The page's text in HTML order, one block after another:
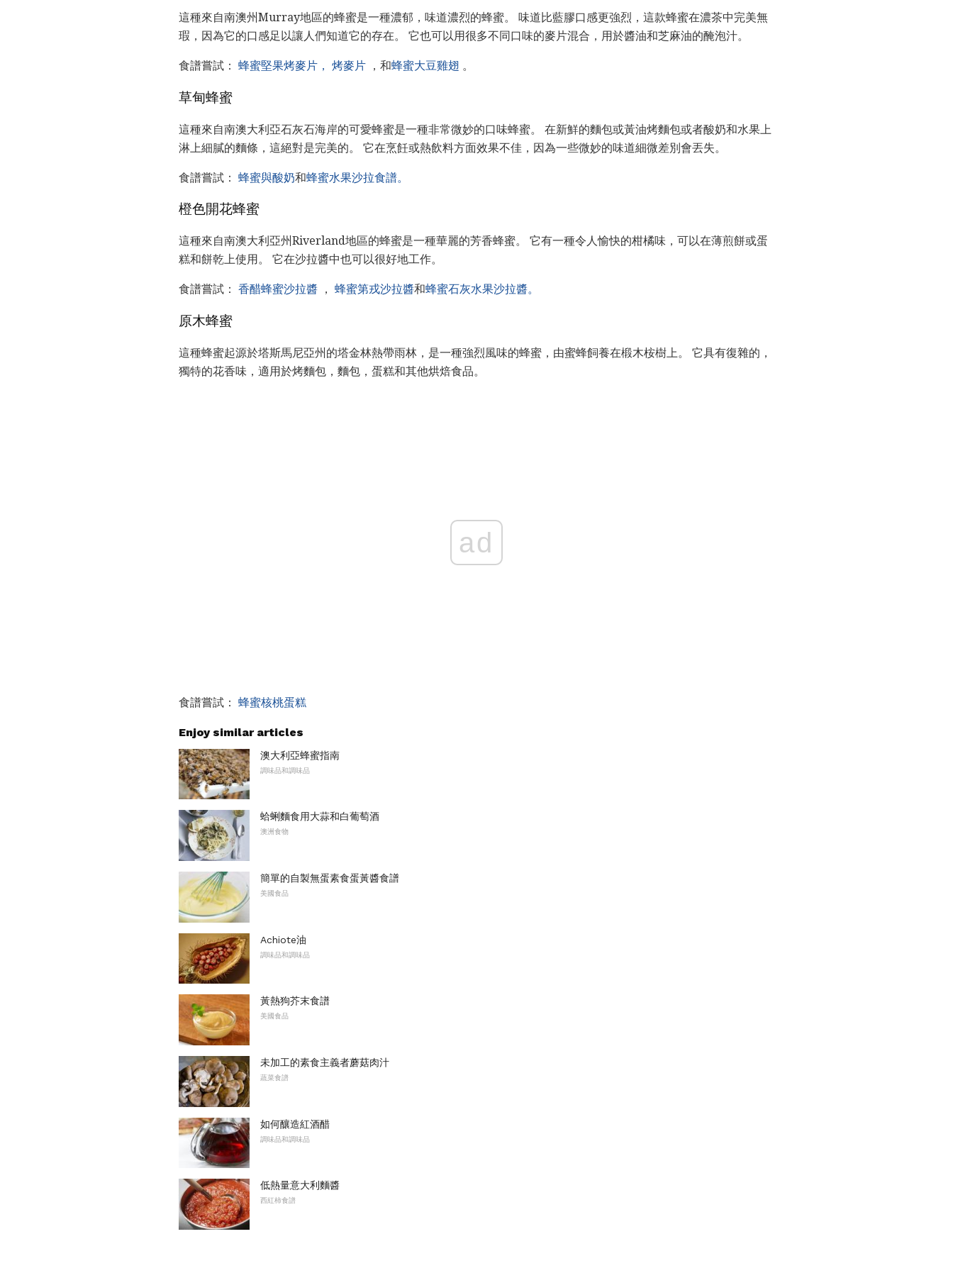
這種來自南澳州Murray地區的蜂蜜是一種濃郁，味道濃烈的蜂蜜。 味道比藍膠口感更強烈，這款蜂蜜在濃茶中完美無
瑕，因為它的口感足以讓人們知道它的存在。 它也可以用很多不同口味的麥片混合，用於醬油和芝麻油的醃泡汁。
食譜嘗試： 蜂蜜堅果烤麥片， 烤麥片 ，和蜂蜜大豆雞翅 。
草甸蜂蜜
這種來自南澳大利亞石灰石海岸的可愛蜂蜜是一種非常微妙的口味蜂蜜。 在新鮮的麵包或黃油烤麵包或者酸奶和水果上
淋上細膩的麵條，這絕對是完美的。 它在烹飪或熱飲料方面效果不佳，因為一些微妙的味道細微差別會丟失。
食譜嘗試： 蜂蜜與酸奶和蜂蜜水果沙拉食譜。
橙色開花蜂蜜
這種來自南澳大利亞州Riverland地區的蜂蜜是一種華麗的芳香蜂蜜。 它有一種令人愉快的柑橘味，可以在薄煎餅或蛋
糕和餅乾上使用。 它在沙拉醬中也可以很好地工作。
食譜嘗試： 香醋蜂蜜沙拉醬 ， 蜂蜜第戎沙拉醬和蜂蜜石灰水果沙拉醬。
原木蜂蜜
這種蜂蜜起源於塔斯馬尼亞州的塔金林熱帶雨林，是一種強烈風味的蜂蜜，由蜜蜂飼養在椴木桉樹上。 它具有復雜的，
獨特的花香味，適用於烤麵包，麵包，蛋糕和其他烘焙食品。
ad
食譜嘗試： 蜂蜜核桃蛋糕
Enjoy similar articles
澳大利亞蜂蜜指南
調味品和調味品
蛤蜊麵食用大蒜和白葡萄酒
澳洲食物
簡單的自製無蛋素食蛋黃醬食譜
美國食品
Achiote油
調味品和調味品
黃熱狗芥末食譜
美國食品
未加工的素食主義者蘑菇肉汁
蔬菜食譜
如何釀造紅酒醋
調味品和調味品
低熱量意大利麵醬
西紅柿食譜